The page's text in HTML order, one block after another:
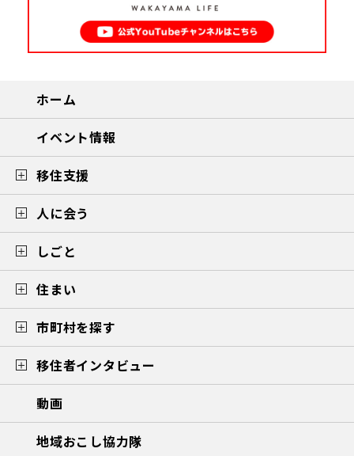
ホーム
イベント情報
移住支援
人に会う
しごと
住まい
市町村を探す
移住者インタビュー
動画
地域おこし協力隊